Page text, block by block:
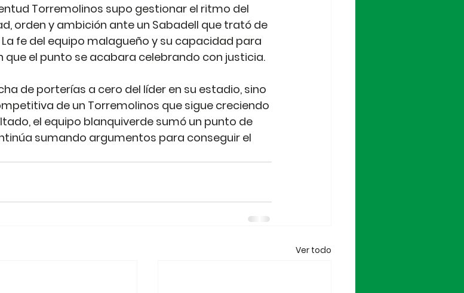
Torremolinos supo gestionar el ritmo del
orden y ambición ante un Sabadell que trató de
fe del equipo malagueño y su capacidad para
el punto se acabara celebrando con justicia.
de porterías a cero del líder en su estadio, sino
de un Torremolinos que sigue creciendo
el equipo blanquiverde sumó un punto de
sumando argumentos para conseguir el
Ver todo